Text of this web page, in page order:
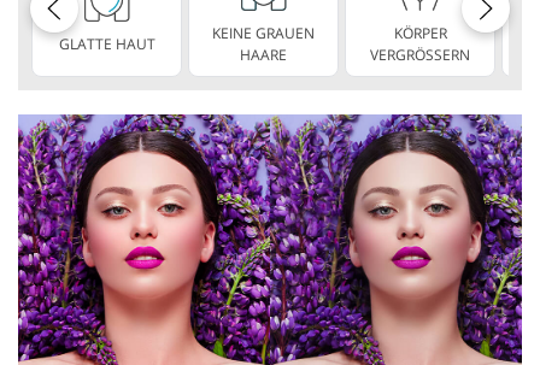
GLATTE HAUT
KEINE GRAUEN
HAARE
KÖRPER
VERGRÖSSERN